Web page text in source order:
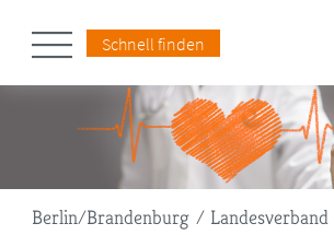
Schnell finden
Pfadnavigation
Berlin/Brandenburg Landesverband